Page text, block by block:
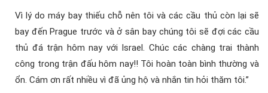
Vì lý do máy bay thiếu chỗ nên tôi và các cầu thủ còn lại sẽ
bay đến Prague trước và ở sân bay chúng tôi sẽ đợi các cầu
thủ đá trận hôm nay với Israel. Chúc các chàng trai thành
công trong trận đấu hôm nay!! Tôi hoàn toàn bình thường và
ổn. Cám ơn rất nhiều vì đã ủng hộ và nhắn tin hỏi thăm tôi.”